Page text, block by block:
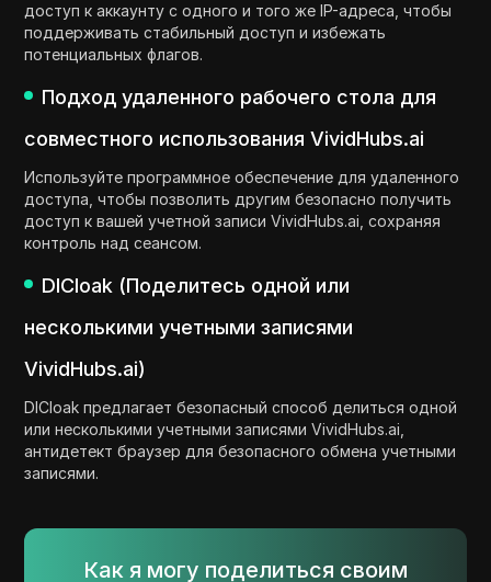
доступ к аккаунту с одного и того же IP-адреса, чтобы
поддерживать стабильный доступ и избежать
потенциальных флагов.
Подход удаленного рабочего стола для
совместного использования VividHubs.ai
Используйте программное обеспечение для удаленного
доступа, чтобы позволить другим безопасно получить
доступ к вашей учетной записи VividHubs.ai, сохраняя
контроль над сеансом.
DICloak (Поделитесь одной или
несколькими учетными записями
VividHubs.ai)
DICloak предлагает безопасный способ делиться одной
или несколькими учетными записями VividHubs.ai,
антидетект браузер для безопасного обмена учетными
записями.
Как я могу поделиться своим